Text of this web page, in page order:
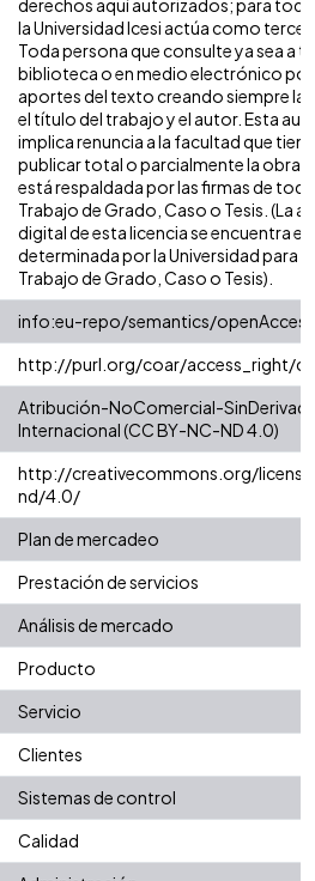
derechos aquí autorizados; para
la Universidad Icesi actúa como
Toda persona que consulte ya sea a
biblioteca o en medio electrónico
aportes del texto creando siempre la
el título del trabajo y el autor. Esta
implica renuncia a la facultad que tiene
publicar total o parcialmente la obra.
está respaldada por las firmas de
Trabajo de Grado, Caso o Tesis. (La
digital de esta licencia se encuentra
determinada por la Universidad para
Trabajo de Grado, Caso o Tesis).
info:eu-repo/semantics/openAccess
http://purl.org/coar/access_right/
Atribución-NoComercial-
Internacional (CC BY-NC-ND 4.0)
http://creativecommons.org/
nd/4.0/
Plan de mercadeo
Prestación de servicios
Análisis de mercado
Producto
Servicio
Clientes
Sistemas de control
Calidad